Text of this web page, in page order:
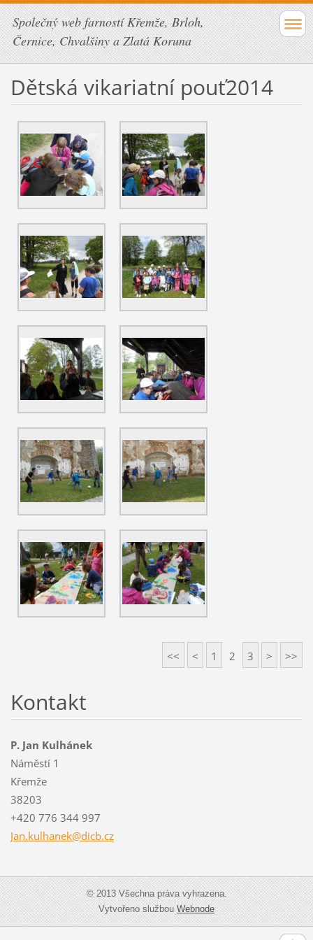
Společný web farností Křemže, Brloh,
Černice, Chvalšiny a Zlatá Koruna
Dětská vikariatní pouť2014
<< < 1 2 3 > >>
Kontakt
P. Jan Kulhánek
Náměstí 1
Křemže
38203
+420 776 344 997
Jan.kulhanek@dicb.cz
© 2013 Všechna práva vyhrazena.
Vytvořeno službouWebnode